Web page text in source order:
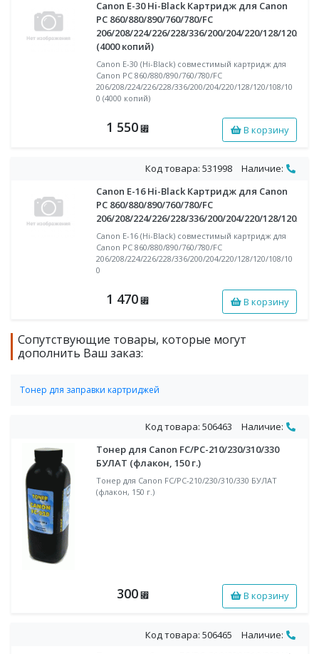
Canon E-30 Hi-Black Картридж для Canon
PC 860/880/890/760/780/FC
206/208/224/226/228/336/200/204/220/128/120/
(4000 копий)
Canon E-30 (Hi-Black) совместимый картридж для
Canon PC 860/880/890/760/780/FC
206/208/224/226/228/336/200/204/220/128/120/108/10
0 (4000 копий)
1 550 ⃏ В корзину
Код товара: 531998
Наличие:
Canon E-16 Hi-Black Картридж для Canon
PC 860/880/890/760/780/FC
206/208/224/226/228/336/200/204/220/128/120/
Canon E-16 (Hi-Black) совместимый картридж для
Canon PC 860/880/890/760/780/FC
206/208/224/226/228/336/200/204/220/128/120/108/10
0
1 470 ⃏ В корзину
Сопутствующие товары, которые могут
дополнить Ваш заказ:
Тонер для заправки картриджей
Код товара: 506463
Наличие:
Тонер для Canon FС/PC-210/230/310/330
БУЛАТ (флакон, 150 г.)
Тонер для Canon FС/PC-210/230/310/330 БУЛАТ
(флакон, 150 г.)
300 ⃏ В корзину
Код товара: 506465
Наличие: